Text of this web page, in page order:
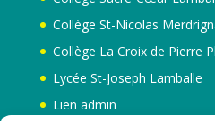
Collège St-Nicolas
Collège La Croix de Pierre
Lycée St-Joseph Lamballe
Lien admin